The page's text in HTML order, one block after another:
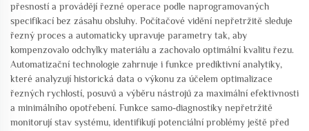
přesností a provádějí řezné operace podle naprogramovaných
specifikací bez zásahu obsluhy. Počítačové vidění nepřetržitě sleduje
řezný proces a automaticky upravuje parametry tak, aby
kompenzovalo odchylky materiálu a zachovalo optimální kvalitu řezu.
Automatizační technologie zahrnuje i funkce prediktivní analytiky,
které analyzují historická data o výkonu za účelem optimalizace
řezných rychlostí, posuvů a výběru nástrojů za maximální efektivnosti
a minimálního opotřebení. Funkce samo-diagnostiky nepřetržitě
monitorují stav systému, identifikují potenciální problémy ještě před